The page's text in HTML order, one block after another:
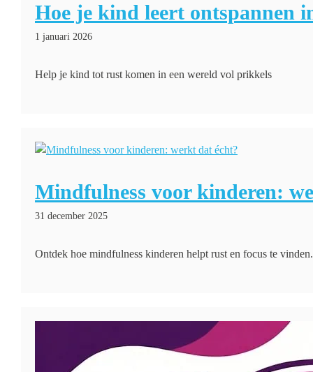
Hoe je kind leert ontspannen
1 januari 2026
Help je kind tot rust komen in een wereld vol prikkels
Mindfulness voor kinderen:
31 december 2025
Ontdek hoe mindfulness kinderen helpt rust en focus te vinden.